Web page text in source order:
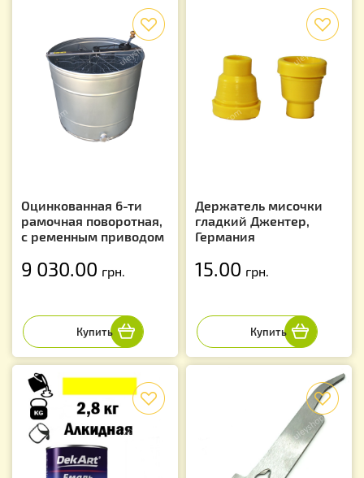
Оцинкованная 6-ти
рамочная поворотная,
с ременным приводом
9 030.00 грн.
Держатель мисочки
гладкий Джентер,
Германия
15.00 грн.